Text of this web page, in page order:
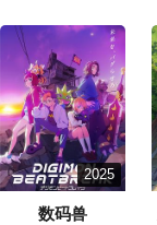
2025
数码兽